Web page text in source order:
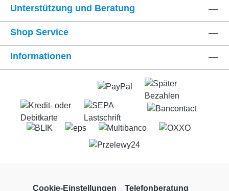
Unterstützung und Beratung
Shop Service
Informationen
Cookie-Einstellungen Telefonberatung